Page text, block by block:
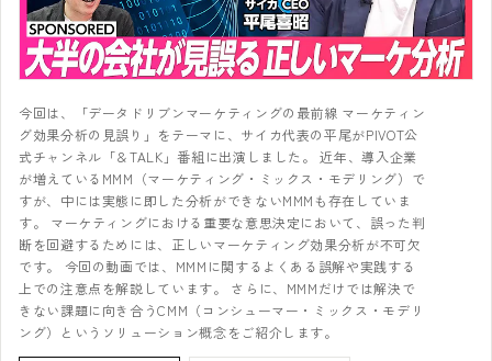
今回は、「データドリブンマーケティングの最前線 マーケティン
グ効果分析の見誤り」をテーマに、サイカ代表の平尾がPIVOT公
式チャンネル「＆TALK」番組に出演しました。 近年、導入企業
が増えているMMM（マーケティング・ミックス・モデリング）で
すが、中には実態に即した分析ができないMMMも存在していま
す。 マーケティングにおける重要な意思決定において、誤った判
断を回避するためには、正しいマーケティング効果分析が不可欠
です。 今回の動画では、MMMに関するよくある誤解や実践する
上での注意点を解説しています。 さらに、MMMだけでは解決で
きない課題に向き合うCMM（コンシューマー・ミックス・モデリ
ング）というソリューション概念をご紹介します。